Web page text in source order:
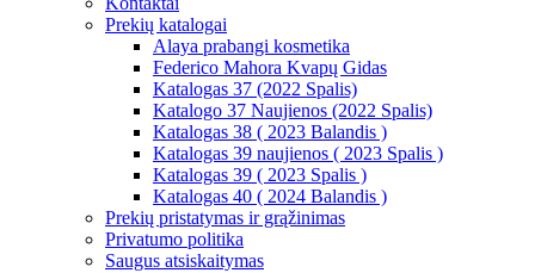
Prekių katalogai
Alaya prabangi kosmetika
Federico Mahora Kvapų Gidas
Katalogas 37 (2022 Spalis)
Katalogo 37 Naujienos (2022 Spalis)
Katalogas 38 ( 2023 Balandis )
Katalogas 39 naujienos ( 2023 Spalis )
Katalogas 39 ( 2023 Spalis )
Katalogas 40 ( 2024 Balandis )
Prekių pristatymas ir grąžinimas
Privatumo politika
Saugus atsiskaitymas